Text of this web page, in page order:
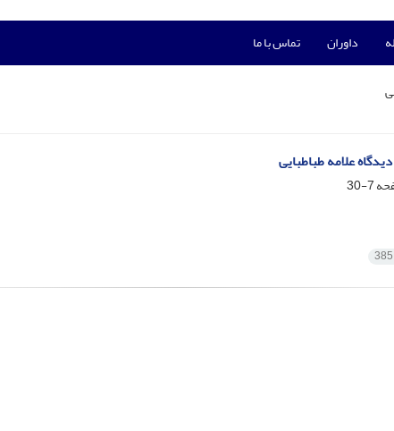
داوران تماس با ما
علامه طباطبایی
7-30